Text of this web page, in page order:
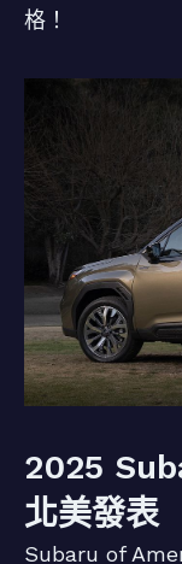
格！
2025
北美發表
Subaru of